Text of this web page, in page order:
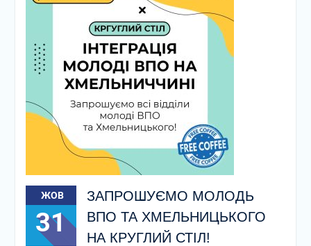
ЖОВ
31
ЗАПРОШУЄМО МОЛОДЬ
ВПО ТА ХМЕЛЬНИЦЬКОГО
НА КРУГЛИЙ СТІЛ!